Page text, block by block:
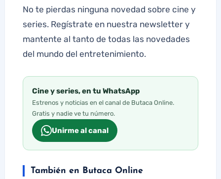
No te pierdas ninguna novedad sobre cine y
series. Regístrate en nuestra newsletter y
mantente al tanto de todas las novedades
del mundo del entretenimiento.
Cine y series, en tu WhatsApp
Estrenos y noticias en el canal de Butaca Online.
Gratis y nadie ve tu número.
Unirme al canal
También en Butaca Online